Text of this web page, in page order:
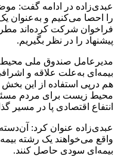
عبدی‌زاده در ادامه گفت:
را احصا می‌کنیم و به‌عنوان
فراخوان شرکت کرده‌اند
پیشنهاد را در نظر بگیریم.
مدیرعامل صندوق ملی
بیمه‌ای به‌علت علاقه و
هم درپی استفاده از این بخش
محیط زیست برای مردم
انتفاع اقتصادی پا در مسیر
عبدی‌زاده عنوان کرد:
واقع می‌خواهند یک رشته
بیمه‌ای سودی حاصل کنند.